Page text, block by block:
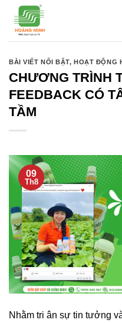
qua
BÀI VIẾT NỔI BẬT,HOẠT ĐỘNG
CHƯƠNG TRÌNH
FEEDBACK CÓ
TẦM
09
Th8
Nhằm tri ân sự tin tưởng